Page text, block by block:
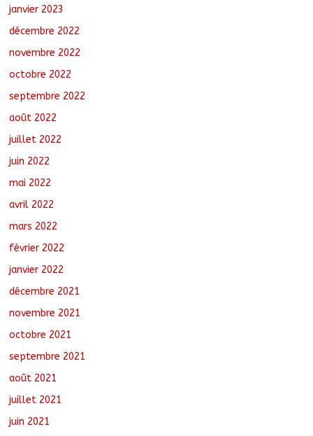
janvier 2023
décembre 2022
novembre 2022
octobre 2022
septembre 2022
août 2022
juillet 2022
juin 2022
mai 2022
avril 2022
mars 2022
février 2022
janvier 2022
décembre 2021
novembre 2021
octobre 2021
septembre 2021
août 2021
juillet 2021
juin 2021